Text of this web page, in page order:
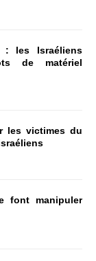
les Israéliens
de matériel
les victimes du
font manipuler